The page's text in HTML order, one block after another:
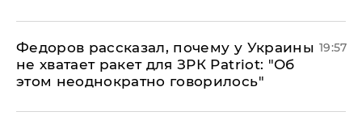
Федоров рассказал, почему у Украины
не хватает ракет для ЗРК Patriot: "Об
этом неоднократно говорилось"
19:57